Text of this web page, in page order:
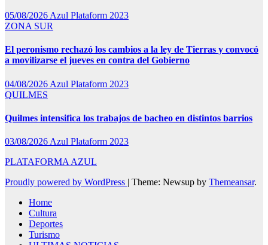
05/08/2026 Azul Plataform 2023
ZONA SUR
El peronismo rechazó los cambios a la ley de Tierras y convocó
a movilizarse el jueves en contra del Gobierno
04/08/2026 Azul Plataform 2023
QUILMES
Quilmes intensifica los trabajos de bacheo en distintos barrios
03/08/2026 Azul Plataform 2023
PLATAFORMA AZUL
Proudly powered by WordPress | Theme: Newsup by Themeansar.
Home
Cultura
Deportes
Turismo